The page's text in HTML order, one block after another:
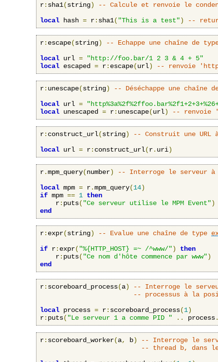
r: sha1(string)
-- Calcule et renvoie le
local hash = r: sha1( "This is a test") --
r: escape(string)
-- Echappe une chaîne de
local url =
"http://foo.bar/1 2 3 & 4 + 5"
local escaped = r: escape(url) -- renvoie
r: unescape(string)
-- Déséchappe une chaîne
local url =
local unescaped = r: unescape(url) -- renvoie
r: construct_url(string)
-- Construit une URL
local url = r: construct_url(r. uri)
r.mpm_query(number)
-- Interroge le serveur à
local mpm = r.mpm_query(14)
if mpm == 1 then
    r
: puts( "Ce serveur utilise le MPM Event")
end
r: expr(string) -- Evalue une chaîne de type
if r: expr( "%{HTTP_HOST} =~ /^www/")
then
    r
: puts( "Ce nom d'hôte commence par www")
end
r: scoreboard_process(a)
-- Interroge le
-- processus à la
local process = r: scoreboard_process(1)
r: puts( "Le serveur 1 a comme PID " .. process
r: scoreboard_worker(a, b)
-- Interroge le
-- thread
b, dans